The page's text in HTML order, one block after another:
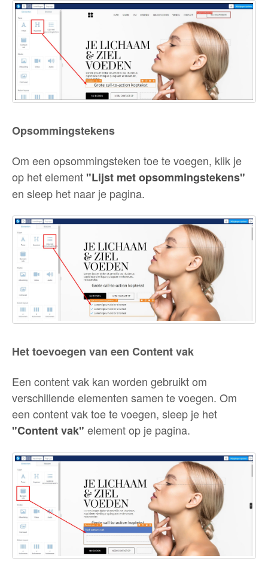
Opsommingstekens
Om een opsommingsteken toe te voegen, klik je
op het element "Lijst met opsommingstekens"
en sleep het naar je pagina.
Het toevoegen van een Content vak
Een content vak kan worden gebruikt om
verschillende elementen samen te voegen. Om
een content vak toe te voegen, sleep je het
"Content vak" element op je pagina.